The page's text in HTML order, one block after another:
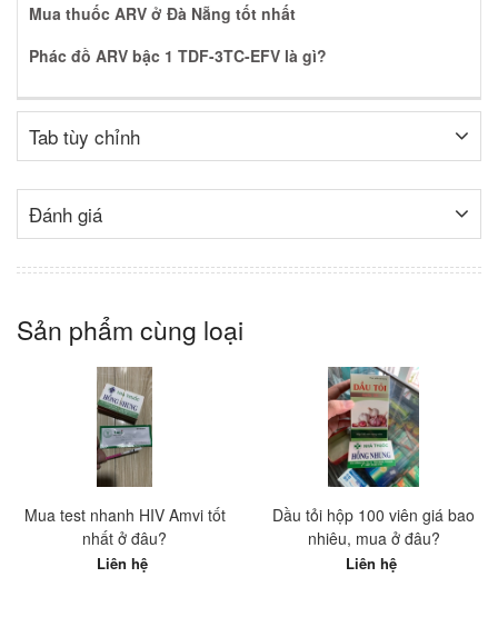
Mua thuốc ARV ở Đà Nẵng tốt nhất
Phác đồ ARV bậc 1 TDF-3TC-EFV là gì?
Tab tùy chỉnh
Đánh giá
Sản phẩm cùng loại
Mua test nhanh HIV Amvi tốt
nhất ở đâu?
Liên hệ
Dầu tỏi hộp 100 viên giá bao
nhiêu, mua ở đâu?
Liên hệ